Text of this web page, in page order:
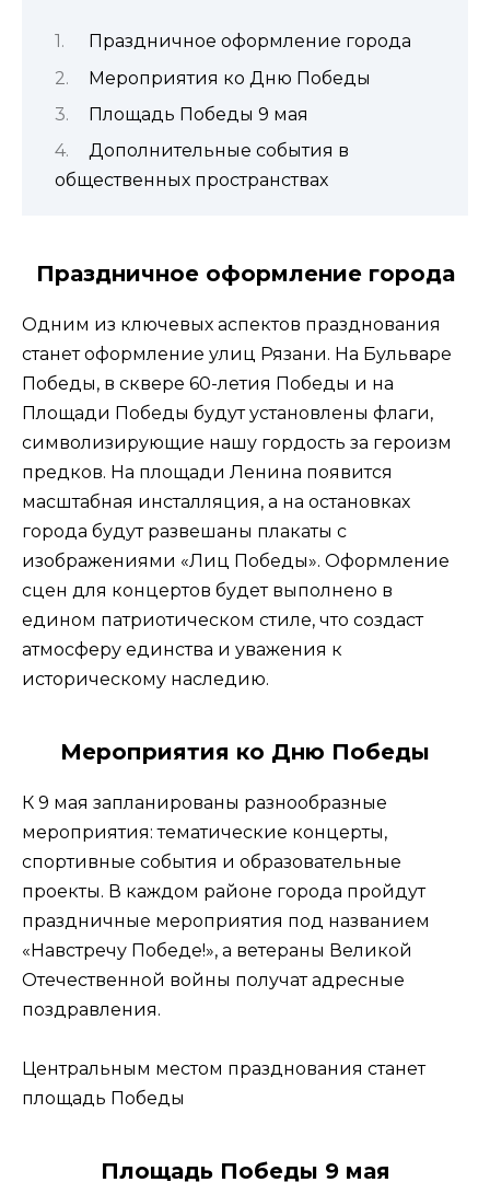
Праздничное оформление города
Мероприятия ко Дню Победы
Площадь Победы 9 мая
Дополнительные события в
общественных пространствах
Праздничное оформление города
Одним из ключевых аспектов празднования
станет оформление улиц Рязани. На Бульваре
Победы, в сквере 60-летия Победы и на
Площади Победы будут установлены флаги,
символизирующие нашу гордость за героизм
предков. На площади Ленина появится
масштабная инсталляция, а на остановках
города будут развешаны плакаты с
изображениями «Лиц Победы». Оформление
сцен для концертов будет выполнено в
едином патриотическом стиле, что создаст
атмосферу единства и уважения к
историческому наследию.
Мероприятия ко Дню Победы
К 9 мая запланированы разнообразные
мероприятия: тематические концерты,
спортивные события и образовательные
проекты. В каждом районе города пройдут
праздничные мероприятия под названием
«Навстречу Победе!», а ветераны Великой
Отечественной войны получат адресные
поздравления.
Центральным местом празднования станет
площадь Победы
Площадь Победы 9 мая